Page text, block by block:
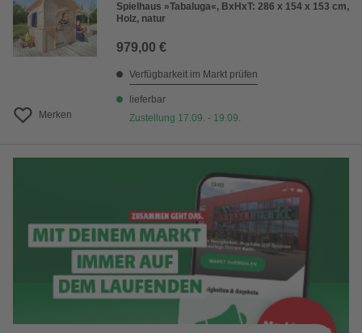
Merken
Spielhaus »Tabaluga«, BxHxT: 286 x 154 x 153 cm,
Holz, natur
979,00 €
Verfügbarkeit im Markt prüfen
lieferbar
Zustellung 17.09. - 19.09.